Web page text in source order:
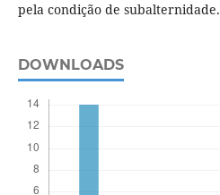
pela condição de subalternidade.
DOWNLOADS